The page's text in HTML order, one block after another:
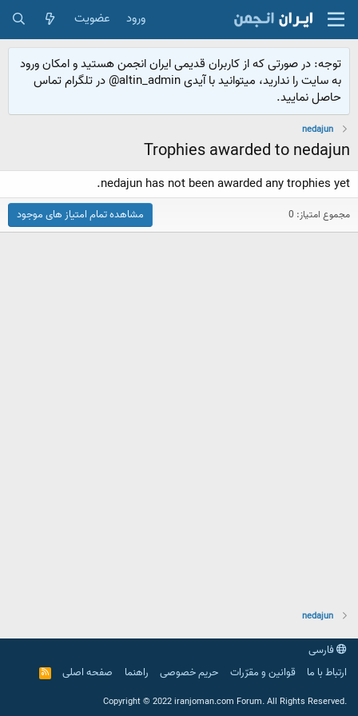
ورود عضویت
توجه: در صورتی که از کاربران قدیمی ایران انجمن هستید و امکان ورود
به سایت را ندارید، میتوانید با آیدی altin_admin@ در تلگرام تماس
حاصل نمایید.
nedajun
Trophies awarded to nedajun
nedajun has not been awarded any trophies yet.
مجموع امتیاز: 0 مشاهده تمام امتیاز های موجود
nedajun
فارسی
ارتباط با ما
قوانین و مقرّرات حریم خصوصی راهنما صفحه اصلی
R
S
.Copyright © 2022 iranjoman.com Forum. All Rights Reserved